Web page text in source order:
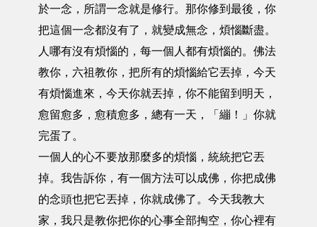
於一念，所謂一念就是修行。那你修到最後，你
把這個一念都沒有了，就變成無念，煩惱斷盡。
人哪有沒有煩惱的，每一個人都有煩惱的。佛法
教你，六祖教你，把所有的煩惱給它丟掉，今天
有煩惱進來，今天你就丟掉，你不能留到明天，
愈留愈多，愈積愈多，總有一天，「繃！」你就
完蛋了。
一個人的心不要放那麼多的煩惱，統統把它丟
掉。我告訴你，有一個方法可以成佛，你把成佛
的念頭也把它丟掉，你就成佛了。今天我教大
家，我只是教你把你的心事全部掏空，你心裡有